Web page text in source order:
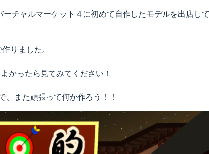
チャルマーケット４に初めて自作したモデルを出店して
りました。
かったら見てみてください！
、また頑張って何か作ろう！！